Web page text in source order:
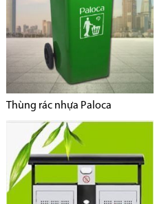
Thùng rác nhựa Paloca